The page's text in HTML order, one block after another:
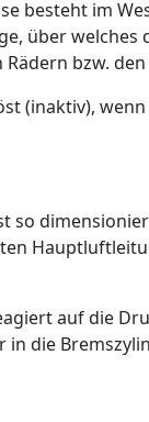
besteht im
über
Rädern bzw.
(inaktiv),
so
auf die
die